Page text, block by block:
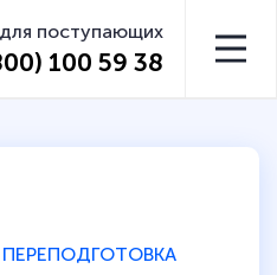
поступающих
100 59 38